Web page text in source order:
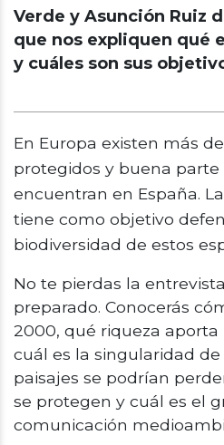
Verde y Asunción Ruiz
que nos expliquen qué
y cuáles son sus
En Europa existen más
protegidos y buena parte
encuentran en España.
tiene como objetivo
biodiversidad de estos
No te pierdas la
preparado. Conocerás
2000, qué riqueza aporta
cuál es la singularidad
paisajes se podrían
se protegen y cuál es el
comunicación